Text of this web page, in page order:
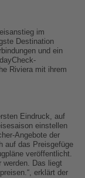
im
Destination
und ein
Riviera mit ihrem
Eindruck, auf
einstellen
Angebote der
auf das Preisgefüge
veröffentlicht.
werden. Das liegt
erklärt der